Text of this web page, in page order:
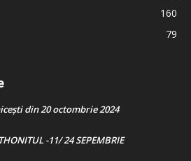
160
79
din 20 octombrie 2024
-11/ 24 SEPEMBRIE